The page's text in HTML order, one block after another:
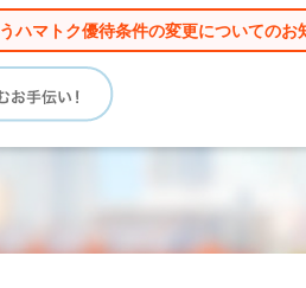
ハマトク優待条件の変更についてのお